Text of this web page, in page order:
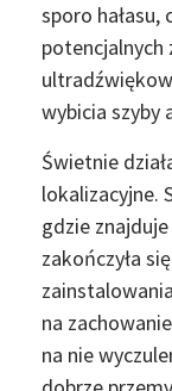
sporo hałasu,
potencjalnych
wybicia szyby
Świetnie
lokalizacyjne.
gdzie
zakończyła
na
na nie